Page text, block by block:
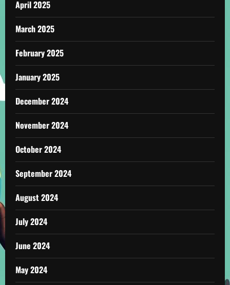
April 2025
March 2025
February 2025
January 2025
December 2024
November 2024
October 2024
September 2024
August 2024
July 2024
June 2024
May 2024